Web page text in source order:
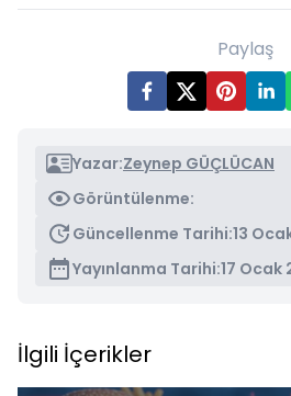
Paylaş
Yazar:Zeynep GÜÇLÜCAN
Görüntülenme:
Güncellenme Tarihi:13
Yayınlanma Tarihi:17 Ocak
İlgili İçerikler